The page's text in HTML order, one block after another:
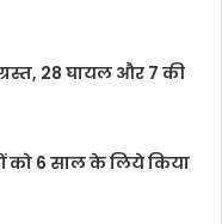
28 घायल और 7 की
को 6 साल के लिये किया